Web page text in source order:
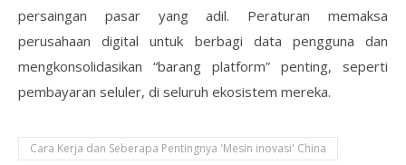
persaingan pasar yang adil. Peraturan memaksa
perusahaan digital untuk berbagi data pengguna dan
mengkonsolidasikan “barang platform” penting, seperti
pembayaran seluler, di seluruh ekosistem mereka.
Cara Kerja dan Seberapa Pentingnya 'Mesin inovasi' China